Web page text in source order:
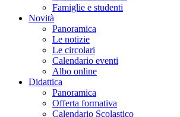
Famiglie e studenti
Novità
Panoramica
Le notizie
Le circolari
Calendario eventi
Albo online
Didattica
Panoramica
Offerta formativa
Calendario Scolastico